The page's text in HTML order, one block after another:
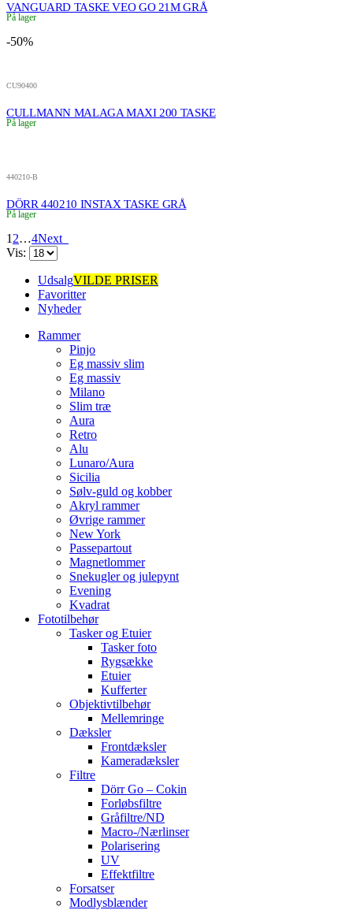
VANGUARD TASKE VEO GO 21M GRÅ
På lager
-50%
CU90400
CULLMANN MALAGA MAXI 200 TASKE
På lager
440210-B
DÖRR 440210 INSTAX TASKE GRÅ
På lager
1 2…4Next
Vis:
UdsalgVILDE PRISER
Favoritter
Nyheder
Rammer
Pinjo
Eg massiv slim
Eg massiv
Milano
Slim træ
Aura
Retro
Alu
Lunaro/Aura
Sicilia
Sølv-guld og kobber
Akryl rammer
Øvrige rammer
New York
Passepartout
Magnetlommer
Snekugler og julepynt
Evening
Kvadrat
Fototilbehør
Tasker og Etuier
Tasker foto
Rygsække
Etuier
Kufferter
Objektivtilbehør
Mellemringe
Dæksler
Frontdæksler
Kameradæksler
Filtre
Dörr Go – Cokin
Forløbsfiltre
Gråfiltre/ND
Macro-/Nærlinser
Polarisering
UV
Effektfiltre
Forsatser
Modlysblænder